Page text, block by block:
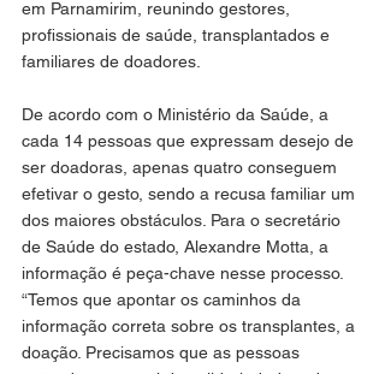
em Parnamirim, reunindo gestores,
profissionais de saúde, transplantados e
familiares de doadores.
De acordo com o Ministério da Saúde, a
cada 14 pessoas que expressam desejo de
ser doadoras, apenas quatro conseguem
efetivar o gesto, sendo a recusa familiar um
dos maiores obstáculos. Para o secretário
de Saúde do estado, Alexandre Motta, a
informação é peça-chave nesse processo.
“Temos que apontar os caminhos da
informação correta sobre os transplantes, a
doação. Precisamos que as pessoas